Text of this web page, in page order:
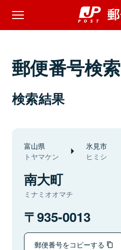
郵便番号検索
検索結果
富山県
トヤマケン
氷見市
ヒミシ
南大町
ミナミオオマチ
935-0013
郵便番号をコピーする